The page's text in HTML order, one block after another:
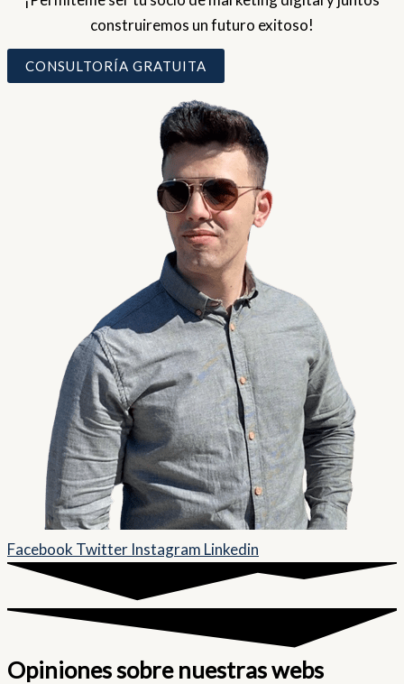
construiremos un futuro exitoso!
CONSULTORÍA GRATUITA
Facebook Twitter Instagram Linkedin
Opiniones sobre nuestras webs